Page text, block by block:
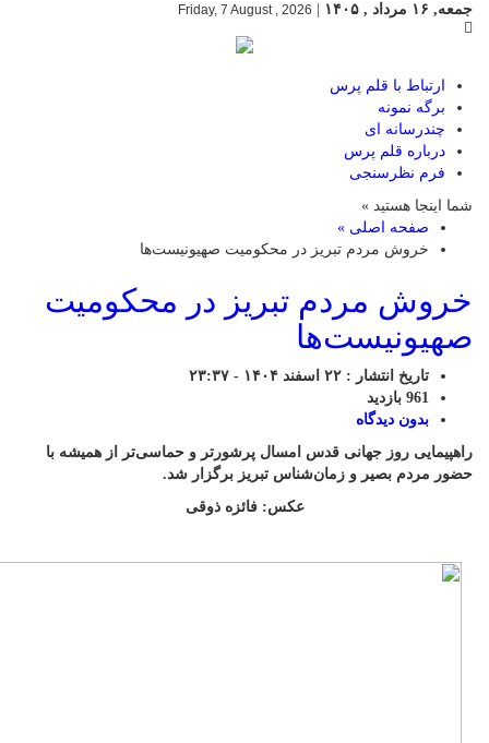
جمعه, ۱۶ مرداد , ۱۴۰۵
Friday, 7 August , 2026
ارتباط با قلم پرس
برگه نمونه
چندرسانه ای
درباره قلم پرس
فرم نظرسنجی
شما اینجا هستید »
صفحه اصلی »
خروش مردم تبریز در محکومیت صهیونیست‌ها
خروش مردم تبریز در محکومیت
صهیونیست‌ها
تاریخ انتشار : ۲۲ اسفند ۱۴۰۴ - ۲۳:۳۷
961 بازدید
بدون دیدگاه
راهپیمایی روز جهانی قدس امسال پرشورتر و حماسی‌تر از همیشه با
حضور مردم بصیر و زمان‌شناس تبریز برگزار شد.
عکس: فائزه ذوقی